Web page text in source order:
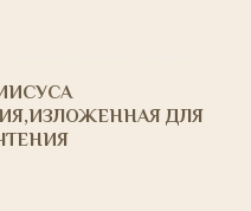
ДЛЯ